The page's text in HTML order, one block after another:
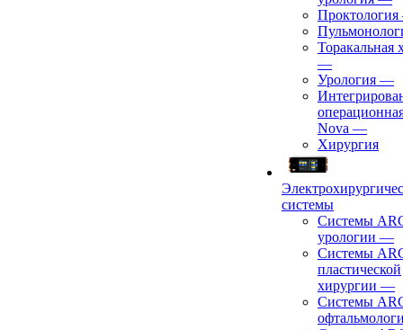
Проктология
Торакальная
—
Урология —
Nova —
Хирургия
системы
Системы
урологии —
Системы
пластической
хирургии —
Системы